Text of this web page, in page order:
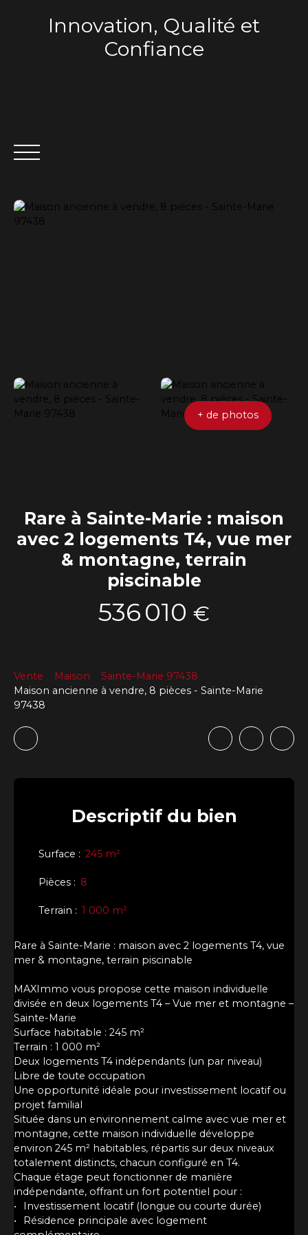
Innovation, Qualité et
Confiance
+ de photos
Rare à Sainte-Marie : maison
avec 2 logements T4, vue mer
& montagne, terrain
piscinable
536 010 €
Vente Maison
Sainte-Marie 97438
Maison ancienne à vendre, 8 pièces - Sainte-Marie
97438
Descriptifdu bien
Surface : 245 m²
Pièces : 8
Terrain : 1 000 m²
Rare à Sainte-Marie : maison avec 2 logements T4, vue
mer & montagne, terrain piscinable
MAXImmo vous propose cette maison individuelle
divisée en deux logements T4 – Vue mer et montagne –
Sainte-Marie
Surface habitable : 245 m²
Terrain : 1 000 m²
Deux logements T4 indépendants (un par niveau)
Libre de toute occupation
Une opportunité idéale pour investissement locatif ou
projet familial
Située dans un environnement calme avec vue mer et
montagne, cette maison individuelle développe
environ 245 m² habitables, répartis sur deux niveaux
totalement distincts, chacun configuré en T4.
Chaque étage peut fonctionner de manière
indépendante, offrant un fort potentiel pour :
Investissement locatif (longue ou courte durée)
Résidence principale avec logement